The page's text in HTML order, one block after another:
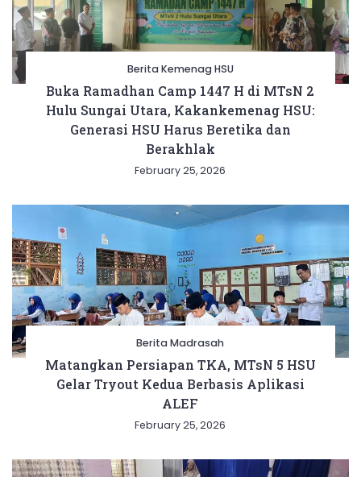
Berita Kemenag HSU
Buka Ramadhan Camp 1447 H di MTsN 2
Hulu Sungai Utara, Kakankemenag HSU:
Generasi HSU Harus Beretika dan
Berakhlak
February 25, 2026
Berita Madrasah
Matangkan Persiapan TKA, MTsN 5 HSU
Gelar Tryout Kedua Berbasis Aplikasi
ALEF
February 25, 2026